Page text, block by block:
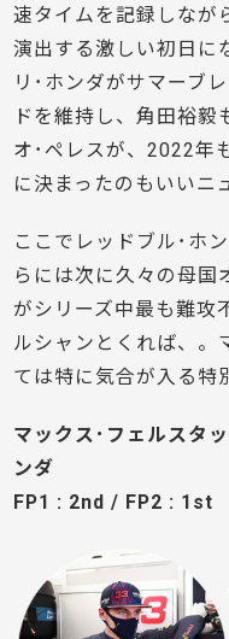
速タイムを記録しなが
演出する激しい初日に
リ･ホンダがサマーブ
ドを維持し、角田裕
オ･ペレスが、2022年
に決まったのもいいニ
ここでレッドブル･ホ
らには次に久々の母国
がシリーズ中最も難攻
ルシャンとくれば、。
ては特に気合が入る特
マックス･フェルスタ
ンダ
FP1 : 2nd / FP2 : 1st